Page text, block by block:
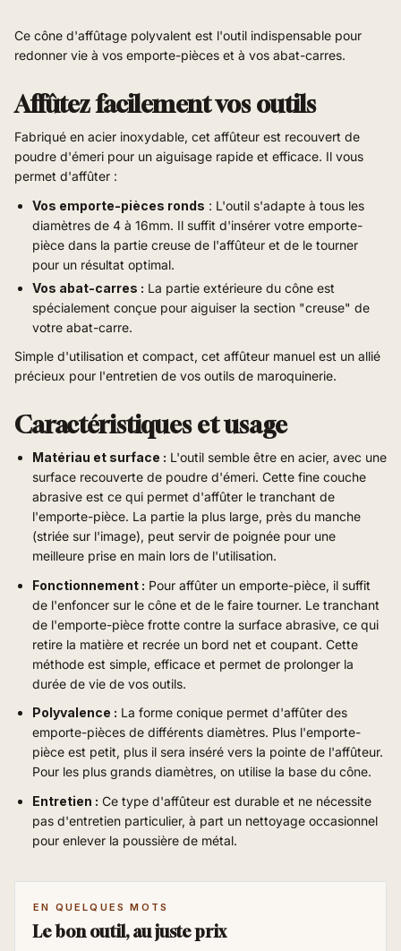
Ce cône d'affûtage polyvalent est l'outil indispensable pour
redonner vie à vos emporte-pièces et à vos abat-carres.
Affûtez facilement vos outils
Fabriqué en acier inoxydable, cet affûteur est recouvert de
poudre d'émeri pour un aiguisage rapide et efficace. Il vous
permet d'affûter :
Vos emporte-pièces ronds : L'outil s'adapte à tous les
diamètres de 4 à 16mm. Il suffit d'insérer votre emporte-
pièce dans la partie creuse de l'affûteur et de le tourner
pour un résultat optimal.
Vos abat-carres : La partie extérieure du cône est
spécialement conçue pour aiguiser la section "creuse" de
votre abat-carre.
Simple d'utilisation et compact, cet affûteur manuel est un allié
précieux pour l'entretien de vos outils de maroquinerie.
Caractéristiques et usage
Matériau et surface : L'outil semble être en acier, avec une
surface recouverte de poudre d'émeri. Cette fine couche
abrasive est ce qui permet d'affûter le tranchant de
l'emporte-pièce. La partie la plus large, près du manche
(striée sur l'image), peut servir de poignée pour une
meilleure prise en main lors de l'utilisation.
Fonctionnement : Pour affûter un emporte-pièce, il suffit
de l'enfoncer sur le cône et de le faire tourner. Le tranchant
de l'emporte-pièce frotte contre la surface abrasive, ce qui
retire la matière et recrée un bord net et coupant. Cette
méthode est simple, efficace et permet de prolonger la
durée de vie de vos outils.
Polyvalence : La forme conique permet d'affûter des
emporte-pièces de différents diamètres. Plus l'emporte-
pièce est petit, plus il sera inséré vers la pointe de l'affûteur.
Pour les plus grands diamètres, on utilise la base du cône.
Entretien : Ce type d'affûteur est durable et ne nécessite
pas d'entretien particulier, à part un nettoyage occasionnel
pour enlever la poussière de métal.
EN QUELQUES MOTS
Le bon outil, au juste prix